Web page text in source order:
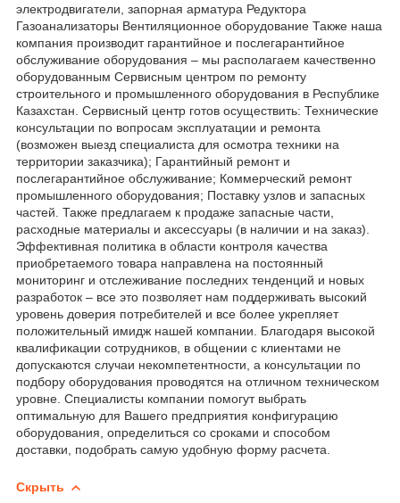
электродвигатели, запорная арматура Редуктора
Газоанализаторы Вентиляционное оборудование Также наша
компания производит гарантийное и послегарантийное
обслуживание оборудования – мы располагаем качественно
оборудованным Сервисным центром по ремонту
строительного и промышленного оборудования в Республике
Казахстан. Сервисный центр готов осуществить: Технические
консультации по вопросам эксплуатации и ремонта
(возможен выезд специалиста для осмотра техники на
территории заказчика); Гарантийный ремонт и
послегарантийное обслуживание; Коммерческий ремонт
промышленного оборудования; Поставку узлов и запасных
частей. Также предлагаем к продаже запасные части,
расходные материалы и аксессуары (в наличии и на заказ).
Эффективная политика в области контроля качества
приобретаемого товара направлена на постоянный
мониторинг и отслеживание последних тенденций и новых
разработок – все это позволяет нам поддерживать высокий
уровень доверия потребителей и все более укрепляет
положительный имидж нашей компании. Благодаря высокой
квалификации сотрудников, в общении с клиентами не
допускаются случаи некомпетентности, а консультации по
подбору оборудования проводятся на отличном техническом
уровне. Специалисты компании помогут выбрать
оптимальную для Вашего предприятия конфигурацию
оборудования, определиться со сроками и способом
доставки, подобрать самую удобную форму расчета.
Скрыть